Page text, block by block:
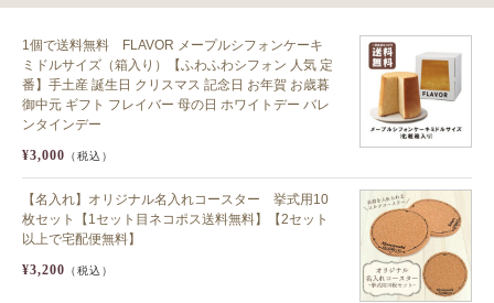
1個で送料無料 FLAVOR メープルシフォンケーキ
ミドルサイズ（箱入り）【ふわふわシフォン 人気 定
番】手土産 誕生日 クリスマス 記念日 お年賀 お歳暮
御中元 ギフト フレイバー 母の日 ホワイトデー バレ
ンタインデー
¥3,000 （税込）
【名入れ】オリジナル名入れコースター 挙式用10
枚セット【1セット目ネコポス送料無料】【2セット
以上で宅配便無料】
¥3,200 （税込）